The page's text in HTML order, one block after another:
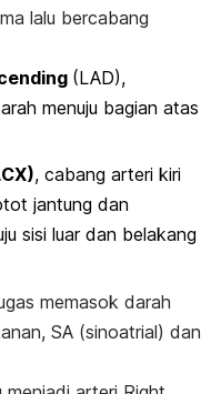
lalu bercabang
(LAD),
menuju bagian atas
, cabang arteri kiri
jantung dan
sisi luar dan belakang
memasok darah
SA (sinoatrial) dan